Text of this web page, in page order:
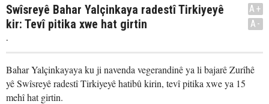
Swîsreyê Bahar Yalçinkaya radestî Tirkiyeyê
kir: Tevî pitika xwe hat girtin
.
A+
A-
Bahar Yalçinkayaya ku ji navenda vegerandinê ya li bajarê Zurîhê
yê Swîsreyê radestî Tirkiyeyê hatibû kirin, tevî pitika xwe ya 15
mehî hat girtin.